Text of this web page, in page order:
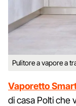
Pulitore a vapore a
Vaporetto
di casa Polti che